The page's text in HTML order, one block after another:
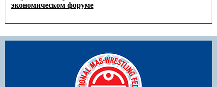
экономическом форуме